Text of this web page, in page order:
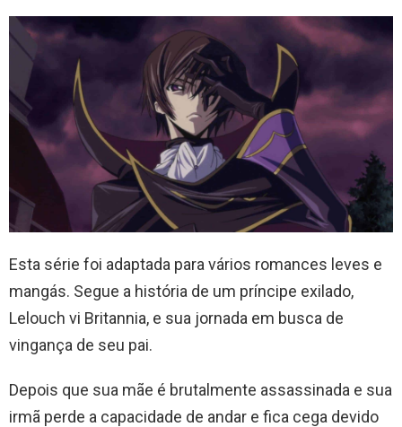
Esta série foi adaptada para vários romances leves e
mangás. Segue a história de um príncipe exilado,
Lelouch vi Britannia, e sua jornada em busca de
vingança de seu pai.
Depois que sua mãe é brutalmente assassinada e sua
irmã perde a capacidade de andar e fica cega devido